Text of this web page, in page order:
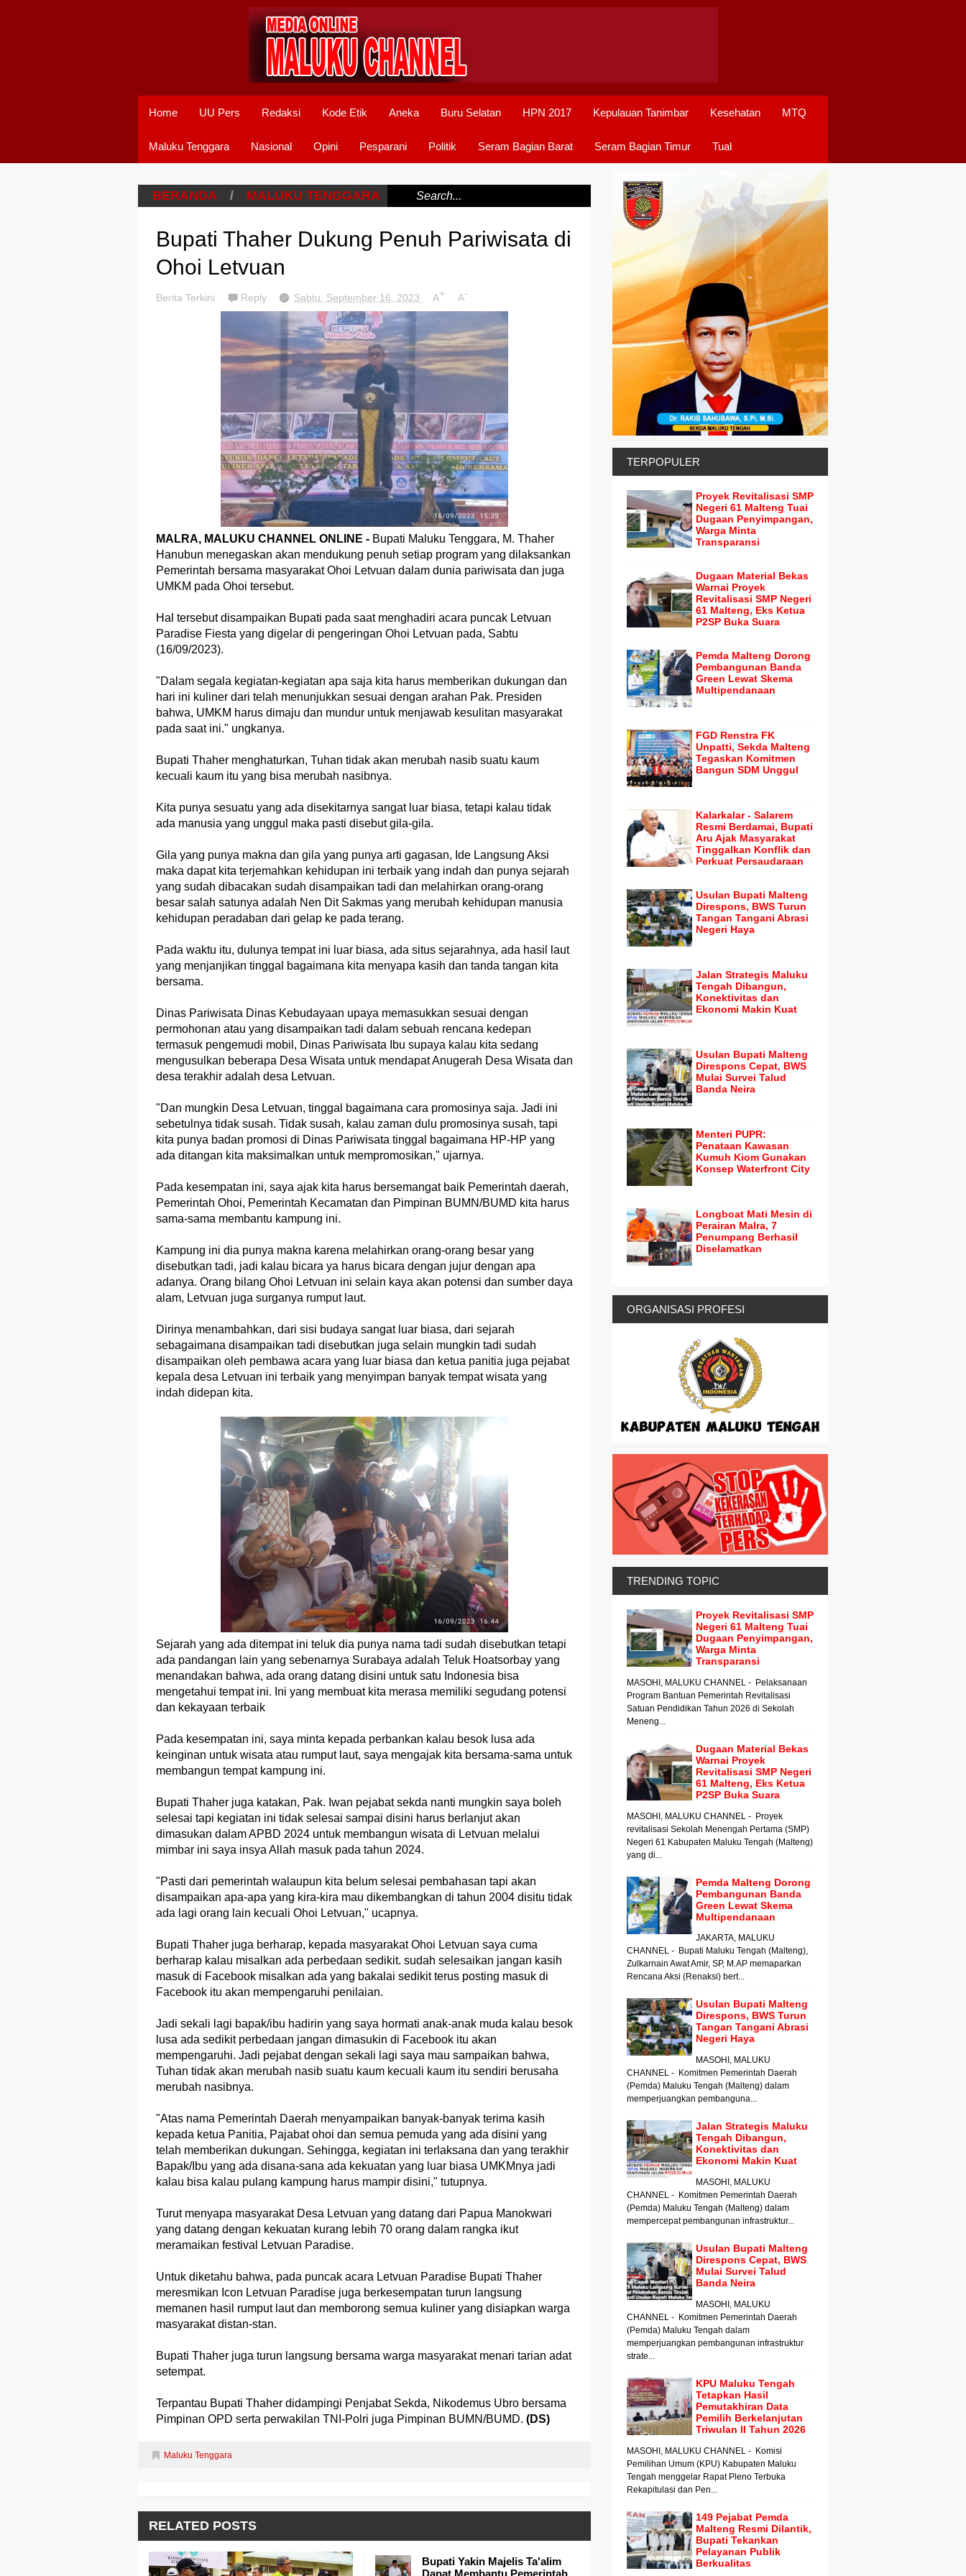
Home UU Pers Redaksi Kode Etik Aneka Buru Selatan HPN 2017 Kepulauan Tanimbar Kesehatan MTQ
Maluku Tenggara Nasional Opini Pesparani Politik Seram Bagian Barat Seram Bagian Timur Tual
BERANDA / MALUKU TENGGARA
Bupati Thaher Dukung Penuh Pariwisata di
Ohoi Letvuan
Berita Terkini Reply Sabtu, September 16, 2023 A+ A-
MALRA, MALUKU CHANNEL ONLINE - Bupati Maluku Tenggara, M. Thaher
Hanubun menegaskan akan mendukung penuh setiap program yang dilaksankan
Pemerintah bersama masyarakat Ohoi Letvuan dalam dunia pariwisata dan juga
UMKM pada Ohoi tersebut.
Hal tersebut disampaikan Bupati pada saat menghadiri acara puncak Letvuan
Paradise Fiesta yang digelar di pengeringan Ohoi Letvuan pada, Sabtu
(16/09/2023).
"Dalam segala kegiatan-kegiatan apa saja kita harus memberikan dukungan dan
hari ini kuliner dari telah menunjukkan sesuai dengan arahan Pak. Presiden
bahwa, UMKM harus dimaju dan mundur untuk menjawab kesulitan masyarakat
pada saat ini." ungkanya.
Bupati Thaher menghaturkan, Tuhan tidak akan merubah nasib suatu kaum
kecuali kaum itu yang bisa merubah nasibnya.
Kita punya sesuatu yang ada disekitarnya sangat luar biasa, tetapi kalau tidak
ada manusia yang unggul maka pasti disebut gila-gila.
Gila yang punya makna dan gila yang punya arti gagasan, Ide Langsung Aksi
maka dapat kita terjemahkan kehidupan ini terbaik yang indah dan punya sejarah
yang sudah dibacakan sudah disampaikan tadi dan melahirkan orang-orang
besar salah satunya adalah Nen Dit Sakmas yang merubah kehidupan manusia
kehidupan peradaban dari gelap ke pada terang.
Pada waktu itu, dulunya tempat ini luar biasa, ada situs sejarahnya, ada hasil laut
yang menjanjikan tinggal bagaimana kita menyapa kasih dan tanda tangan kita
bersama.
Dinas Pariwisata Dinas Kebudayaan upaya memasukkan sesuai dengan
permohonan atau yang disampaikan tadi dalam sebuah rencana kedepan
termasuk pengemudi mobil, Dinas Pariwisata Ibu supaya kalau kita sedang
mengusulkan beberapa Desa Wisata untuk mendapat Anugerah Desa Wisata dan
desa terakhir adalah desa Letvuan.
"Dan mungkin Desa Letvuan, tinggal bagaimana cara promosinya saja. Jadi ini
sebetulnya tidak susah. Tidak susah, kalau zaman dulu promosinya susah, tapi
kita punya badan promosi di Dinas Pariwisata tinggal bagaimana HP-HP yang
ada ditangan kita maksimalkan untuk mempromosikan," ujarnya.
Pada kesempatan ini, saya ajak kita harus bersemangat baik Pemerintah daerah,
Pemerintah Ohoi, Pemerintah Kecamatan dan Pimpinan BUMN/BUMD kita harus
sama-sama membantu kampung ini.
Kampung ini dia punya makna karena melahirkan orang-orang besar yang
disebutkan tadi, jadi kalau bicara ya harus bicara dengan jujur dengan apa
adanya. Orang bilang Ohoi Letvuan ini selain kaya akan potensi dan sumber daya
alam, Letvuan juga surganya rumput laut.
Dirinya menambahkan, dari sisi budaya sangat luar biasa, dari sejarah
sebagaimana disampaikan tadi disebutkan juga selain mungkin tadi sudah
disampaikan oleh pembawa acara yang luar biasa dan ketua panitia juga pejabat
kepala desa Letvuan ini terbaik yang menyimpan banyak tempat wisata yang
indah didepan kita.
Sejarah yang ada ditempat ini teluk dia punya nama tadi sudah disebutkan tetapi
ada pandangan lain yang sebenarnya Surabaya adalah Teluk Hoatsorbay yang
menandakan bahwa, ada orang datang disini untuk satu Indonesia bisa
mengetahui tempat ini. Ini yang membuat kita merasa memiliki segudang potensi
dan kekayaan terbaik
Pada kesempatan ini, saya minta kepada perbankan kalau besok lusa ada
keinginan untuk wisata atau rumput laut, saya mengajak kita bersama-sama untuk
membangun tempat kampung ini.
Bupati Thaher juga katakan, Pak. Iwan pejabat sekda nanti mungkin saya boleh
selesai tapi kegiatan ini tidak selesai sampai disini harus berlanjut akan
dimasukan dalam APBD 2024 untuk membangun wisata di Letvuan melalui
mimbar ini saya insya Allah masuk pada tahun 2024.
"Pasti dari pemerintah walaupun kita belum selesai pembahasan tapi akan
disampaikan apa-apa yang kira-kira mau dikembangkan di tahun 2004 disitu tidak
ada lagi orang lain kecuali Ohoi Letvuan," ucapnya.
Bupati Thaher juga berharap, kepada masyarakat Ohoi Letvuan saya cuma
berharap kalau misalkan ada perbedaan sedikit. sudah selesaikan jangan kasih
masuk di Facebook misalkan ada yang bakalai sedikit terus posting masuk di
Facebook itu akan mempengaruhi penilaian.
Jadi sekali lagi bapak/ibu hadirin yang saya hormati anak-anak muda kalau besok
lusa ada sedikit perbedaan jangan dimasukin di Facebook itu akan
mempengaruhi. Jadi pejabat dengan sekali lagi saya mau sampaikan bahwa,
Tuhan tidak akan merubah nasib suatu kaum kecuali kaum itu sendiri berusaha
merubah nasibnya.
"Atas nama Pemerintah Daerah menyampaikan banyak-banyak terima kasih
kepada ketua Panitia, Pajabat ohoi dan semua pemuda yang ada disini yang
telah memberikan dukungan. Sehingga, kegiatan ini terlaksana dan yang terakhir
Bapak/Ibu yang ada disana-sana ada kekuatan yang luar biasa UMKMnya jadi
kalau bisa kalau pulang kampung harus mampir disini," tutupnya.
Turut menyapa masyarakat Desa Letvuan yang datang dari Papua Manokwari
yang datang dengan kekuatan kurang lebih 70 orang dalam rangka ikut
meramaikan festival Letvuan Paradise.
Untuk diketahu bahwa, pada puncak acara Letvuan Paradise Bupati Thaher
meresmikan Icon Letvuan Paradise juga berkesempatan turun langsung
memanen hasil rumput laut dan memborong semua kuliner yang disiapkan warga
masyarakat distan-stan.
Bupati Thaher juga turun langsung bersama warga masyarakat menari tarian adat
setempat.
Terpantau Bupati Thaher didampingi Penjabat Sekda, Nikodemus Ubro bersama
Pimpinan OPD serta perwakilan TNI-Polri juga Pimpinan BUMN/BUMD. (DS)
Maluku Tenggara
RELATED POSTS
Bupati Yakin Majelis Ta'alim
Dapat Membantu Pemerintah
TERPOPULER
Proyek Revitalisasi SMP
Negeri 61 Malteng Tuai
Dugaan Penyimpangan,
Warga Minta
Transparansi
Dugaan Material Bekas
Warnai Proyek
Revitalisasi SMP Negeri
61 Malteng, Eks Ketua
P2SP Buka Suara
Pemda Malteng Dorong
Pembangunan Banda
Green Lewat Skema
Multipendanaan
FGD Renstra FK
Unpatti, Sekda Malteng
Tegaskan Komitmen
Bangun SDM Unggul
Kalarkalar - Salarem
Resmi Berdamai, Bupati
Aru Ajak Masyarakat
Tinggalkan Konflik dan
Perkuat Persaudaraan
Usulan Bupati Malteng
Direspons, BWS Turun
Tangan Tangani Abrasi
Negeri Haya
Jalan Strategis Maluku
Tengah Dibangun,
Konektivitas dan
Ekonomi Makin Kuat
Usulan Bupati Malteng
Direspons Cepat, BWS
Mulai Survei Talud
Banda Neira
Menteri PUPR:
Penataan Kawasan
Kumuh Kiom Gunakan
Konsep Waterfront City
Longboat Mati Mesin di
Perairan Malra, 7
Penumpang Berhasil
Diselamatkan
ORGANISASI PROFESI
TRENDING TOPIC
Proyek Revitalisasi SMP
Negeri 61 Malteng Tuai
Dugaan Penyimpangan,
Warga Minta
Transparansi
MASOHI, MALUKU CHANNEL - Pelaksanaan
Program Bantuan Pemerintah Revitalisasi
Satuan Pendidikan Tahun 2026 di Sekolah
Meneng...
Dugaan Material Bekas
Warnai Proyek
Revitalisasi SMP Negeri
61 Malteng, Eks Ketua
P2SP Buka Suara
MASOHI, MALUKU CHANNEL - Proyek
revitalisasi Sekolah Menengah Pertama (SMP)
Negeri 61 Kabupaten Maluku Tengah (Malteng)
yang di...
Pemda Malteng Dorong
Pembangunan Banda
Green Lewat Skema
Multipendanaan
JAKARTA, MALUKU
CHANNEL - Bupati Maluku Tengah (Malteng),
Zulkarnain Awat Amir, SP, M.AP memaparkan
Rencana Aksi (Renaksi) bert...
Usulan Bupati Malteng
Direspons, BWS Turun
Tangan Tangani Abrasi
Negeri Haya
MASOHI, MALUKU
CHANNEL - Komitmen Pemerintah Daerah
(Pemda) Maluku Tengah (Malteng) dalam
memperjuangkan pembanguna...
Jalan Strategis Maluku
Tengah Dibangun,
Konektivitas dan
Ekonomi Makin Kuat
MASOHI, MALUKU
CHANNEL - Komitmen Pemerintah Daerah
(Pemda) Maluku Tengah (Malteng) dalam
mempercepat pembangunan infrastruktur...
Usulan Bupati Malteng
Direspons Cepat, BWS
Mulai Survei Talud
Banda Neira
MASOHI, MALUKU
CHANNEL - Komitmen Pemerintah Daerah
(Pemda) Maluku Tengah dalam
memperjuangkan pembangunan infrastruktur
strate...
KPU Maluku Tengah
Tetapkan Hasil
Pemutakhiran Data
Pemilih Berkelanjutan
Triwulan II Tahun 2026
MASOHI, MALUKU CHANNEL - Komisi
Pemilihan Umum (KPU) Kabupaten Maluku
Tengah menggelar Rapat Pleno Terbuka
Rekapitulasi dan Pen...
149 Pejabat Pemda
Malteng Resmi Dilantik,
Bupati Tekankan
Pelayanan Publik
Berkualitas